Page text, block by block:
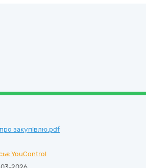
закупівлю.pdf
YouControl